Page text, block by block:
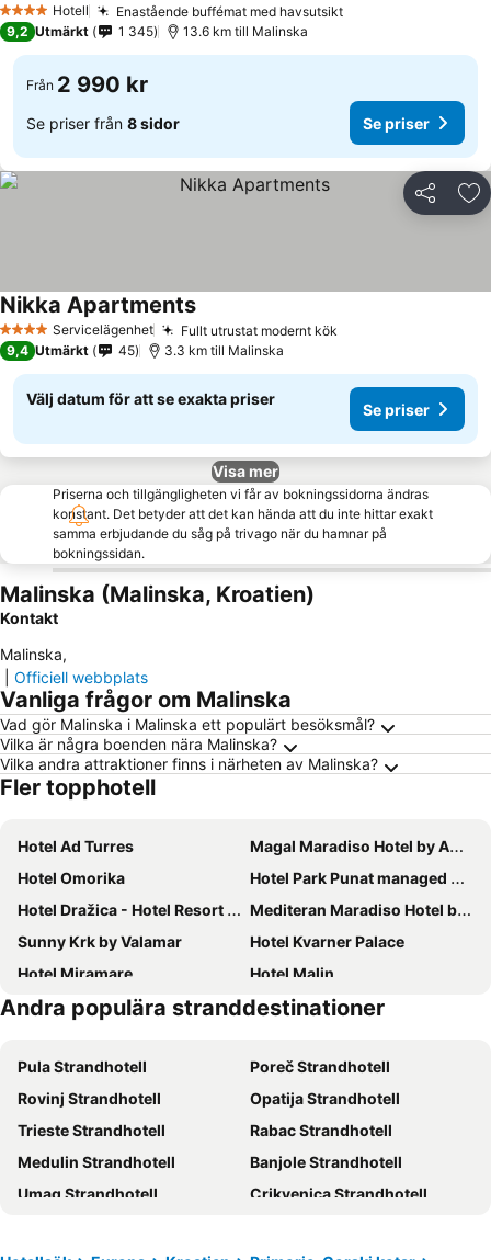
4 StjärnorHotell Enastående buffémat med havsutsikt
9,2 Utmärkt 1 345 13.6 km till Malinska
Från 2 990 kr
Se priser från 8 sidor Se priser
Dela
4 StjärnorServicelägenhet Fullt utrustat modernt kök
Nikka Apartments
9,4 Utmärkt 45 3.3 km till Malinska
Välj datum för att se exakta priser
Se priser
Visa mer
Priserna och tillgängligheten vi får av bokningssidorna ändras
konstant. Det betyder att det kan hända att du inte hittar exakt
samma erbjudande du såg på trivago när du hamnar på
bokningssidan.
Malinska (Malinska, Kroatien)
Kontakt
Malinska,
Officiell webbplats
Vanliga frågor om Malinska
Vad gör Malinska i Malinska ett populärt besöksmål?
Vilka är några boenden nära Malinska?
Vilka andra attraktioner finns i närheten av Malinska?
Fler topphotell
Hotel Ad Turres
Magal Maradiso Hotel by Aminess
Hotel Omorika
Hotel Park Punat managed by Falkensteiner
Hotel Dražica - Hotel Resort Dražica
Mediteran Maradiso Hotel by Aminess
Sunny Krk by Valamar
Hotel Kvarner Palace
Hotel Miramare
Hotel Malin
Hotel Adriatic
Hotel Katarina
Hotel Millenium deluxe
Malinska Green Apartments
Hotel Crikvenica
Blue Waves Resort
Hotel Miramare
Veya Maradiso Hotel by Aminess
Hotel Marina
Hotel Bor
Slaven
Hotel Selce
Andra populära stranddestinationer
Pula Strandhotell
Poreč Strandhotell
Rovinj Strandhotell
Opatija Strandhotell
Trieste Strandhotell
Rabac Strandhotell
Medulin Strandhotell
Banjole Strandhotell
Umag Strandhotell
Crikvenica Strandhotell